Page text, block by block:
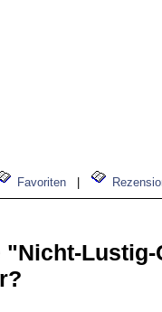
Favoriten
"Nicht-